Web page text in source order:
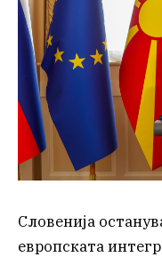
Словенија
европската